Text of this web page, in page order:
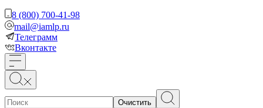
8 (800) 700-41-98
mail@iamlp.ru
Телеграмм
Вконтакте
Очистить